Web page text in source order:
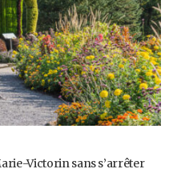
Victorin sans s’arrêter